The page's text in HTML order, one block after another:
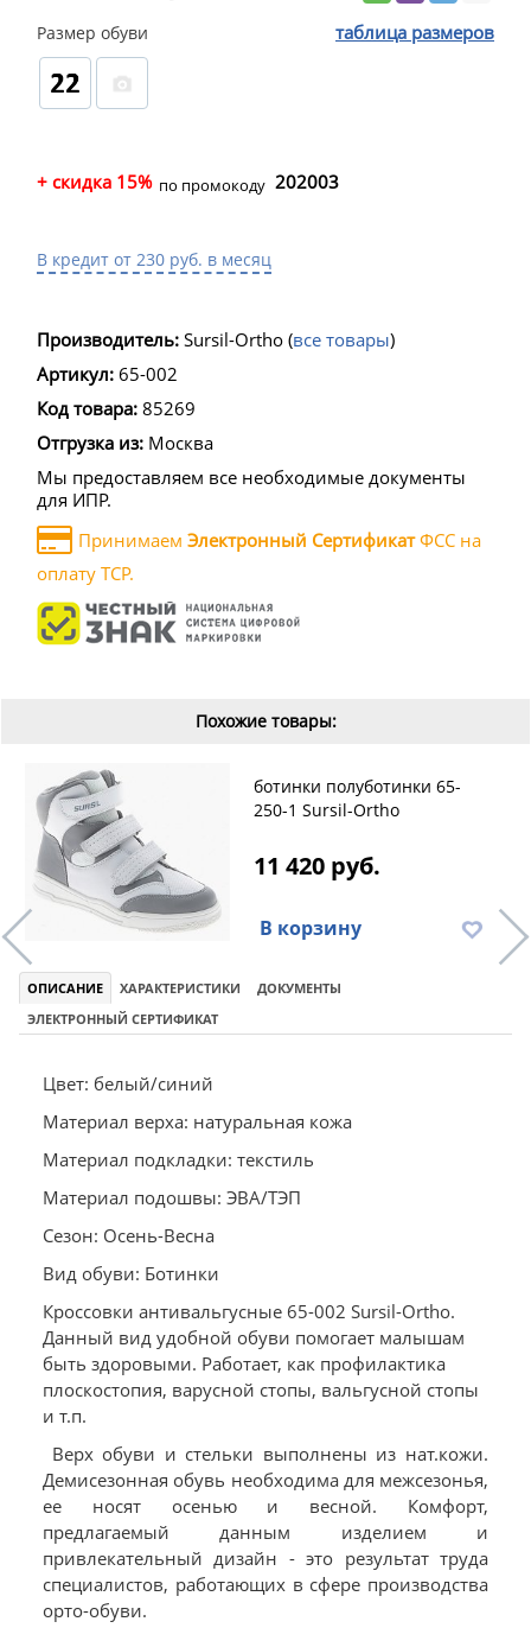
Размер обуви таблица размеров
+ скидка 15% по промокоду 202003
В кредит от 230 руб. в месяц
Производитель: Sursil-Ortho (все товары)
Артикул: 65-002
Код товара: 85269
Отгрузка из: Москва
Мы предоставляем все необходимые документы
для ИПР.
Принимаем Электронный СертификатФСС на
оплату ТСР.
Похожие товары:
ботинки полуботинки 65-
250-1 Sursil-Ortho
11 420 руб.
В корзину
ОПИСАНИЕ ХАРАКТЕРИСТИКИ
ДОКУМЕНТЫ
ЭЛЕКТРОННЫЙ СЕРТИФИКАТ
Цвет: белый/синий
Материал верха: натуральная кожа
Материал подкладки: текстиль
Материал подошвы: ЭВА/ТЭП
Сезон: Осень-Весна
Вид обуви: Ботинки
Кроссовки антивальгусные 65-002 Sursil-Ortho.
Данный вид удобной обуви помогает малышам
быть здоровыми. Работает, как профилактика
плоскостопия, варусной стопы, вальгусной стопы
и т.п.
Верх обуви и стельки выполнены из нат.кожи.
Демисезонная обувь необходима для межсезонья,
ее носят осенью и весной. Комфорт,
предлагаемый данным изделием и
привлекательный дизайн - это результат труда
специалистов, работающих в сфере производства
орто-обуви.